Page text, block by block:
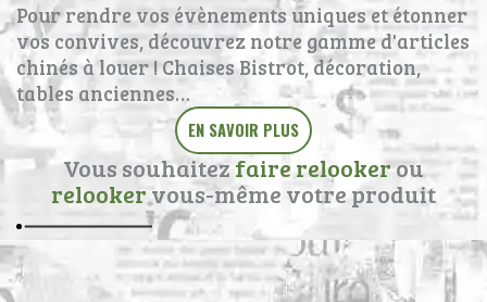
Pour rendre vos évènements uniques et étonner
vos convives, découvrez notre gamme d'articles
chinés à louer ! Chaises Bistrot, décoration,
tables anciennes…
EN SAVOIR PLUS
Vous souhaitez faire relookerou
relookervous-même votre produit